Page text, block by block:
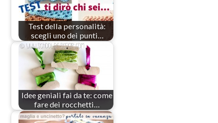
Test della personalità:
scegli uno dei punti…
Idee geniali fai da te: come
fare dei rocchetti…